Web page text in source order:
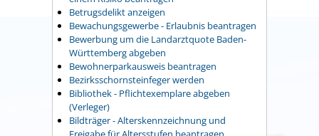
Betrugsdelikt anzeigen
Bewachungsgewerbe - Erlaubnis beantragen
Bewerbung um die Landarztquote Baden-
Württemberg abgeben
Bewohnerparkausweis beantragen
Bezirksschornsteinfeger werden
Bibliothek - Pflichtexemplare abgeben
(Verleger)
Bildträger - Alterskennzeichnung und